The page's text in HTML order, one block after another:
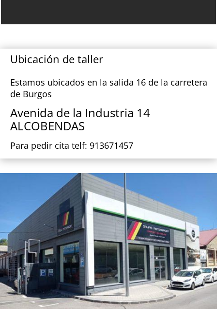
Ubicación de taller
Estamos ubicados en la salida 16 de la carretera
de Burgos
Avenida de la Industria 14
ALCOBENDAS
Para pedir cita telf: 913671457